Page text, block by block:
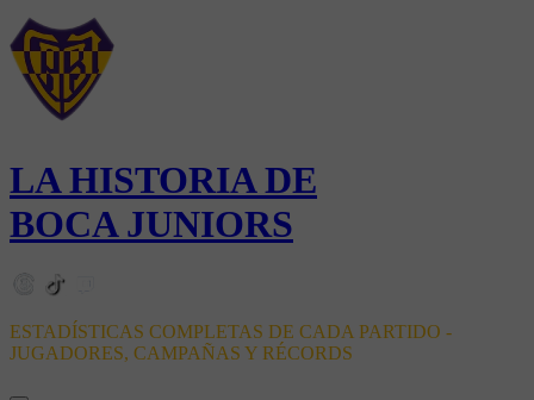
LA HISTORIA DE
BOCA JUNIORS
ESTADÍSTICAS COMPLETAS DE CADA PARTIDO -
JUGADORES, CAMPAÑAS Y RÉCORDS